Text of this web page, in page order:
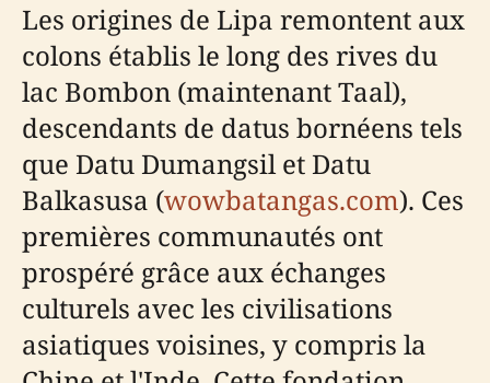
Les origines de Lipa remontent aux
colons établis le long des rives du
lac Bombon (maintenant Taal),
descendants de datus bornéens tels
que Datu Dumangsil et Datu
Balkasusa (wowbatangas.com). Ces
premières communautés ont
prospéré grâce aux échanges
culturels avec les civilisations
asiatiques voisines, y compris la